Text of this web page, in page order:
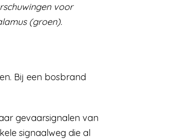
voor
(groen).
Bij een bosbrand
gevaarsignalen van
signaalweg die al